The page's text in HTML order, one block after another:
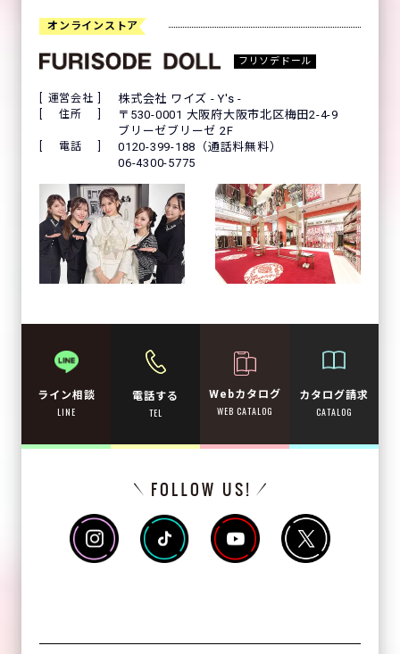
オンラインストア
フリソデドール
運営会社 株式会社 ワイズ - Y's -
住所
〒530-0001 大阪府大阪市北区梅田2-4-9
ブリーゼブリーゼ 2F
電話
0120-399-188（通話料無料）
06-4300-5775
ライン相談
LINE
電話する
TEL
Webカタログ
WEB CATALOG
カタログ請求
CATALOG